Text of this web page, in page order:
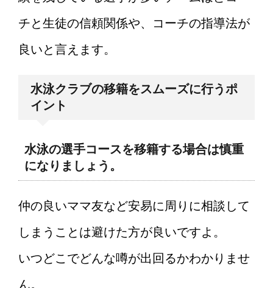
チと生徒の信頼関係や、コーチの指導法が
良いと言えます。
水泳クラブの移籍をスムーズに行うポ
イント
水泳の選手コースを移籍する場合は慎重
になりましょう。
仲の良いママ友など安易に周りに相談して
しまうことは避けた方が良いですよ。
いつどこでどんな噂が出回るかわかりませ
ん。